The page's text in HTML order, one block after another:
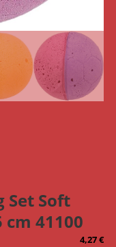
Set Soft
cm 41100
4,27€